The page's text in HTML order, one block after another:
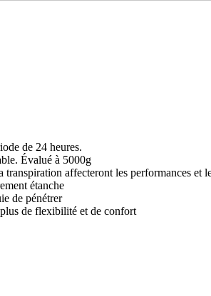
de 24 heures.
Évalué à 5000g
affecteront les performances et
étanche
de pénétrer
de flexibilité et de confort